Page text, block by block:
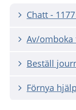
Chatt -
Av/omboka
Beställ
Förnya